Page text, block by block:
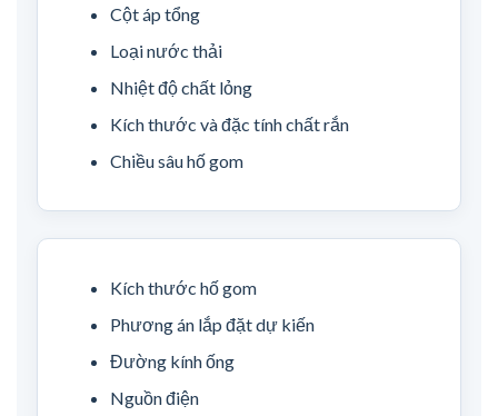
Cột áp tổng
Loại nước thải
Nhiệt độ chất lỏng
Kích thước và đặc tính chất rắn
Chiều sâu hố gom
Kích thước hố gom
Phương án lắp đặt dự kiến
Đường kính ống
Nguồn điện